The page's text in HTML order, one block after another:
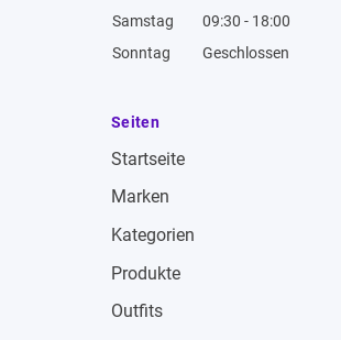
Samstag
09:30 - 18:00
Sonntag
Geschlossen
Seiten
Startseite
Marken
Kategorien
Produkte
Outfits